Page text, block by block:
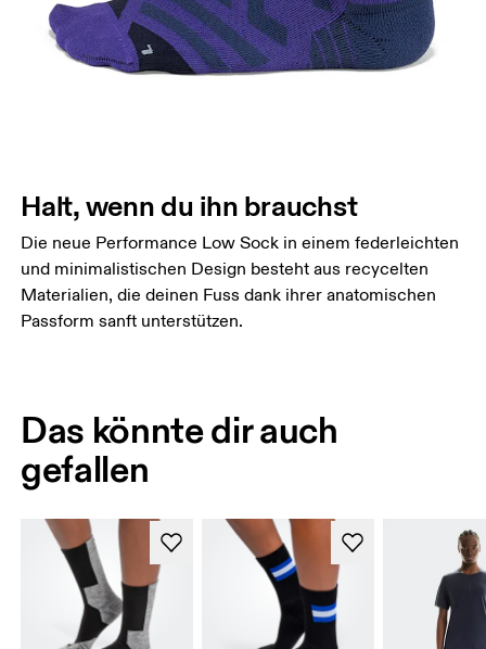
Halt, wenn du ihn brauchst
Die neue Performance Low Sock in einem federleichten
und minimalistischen Design besteht aus recycelten
Materialien, die deinen Fuss dank ihrer anatomischen
Passform sanft unterstützen.
Das könnte dir auch
gefallen